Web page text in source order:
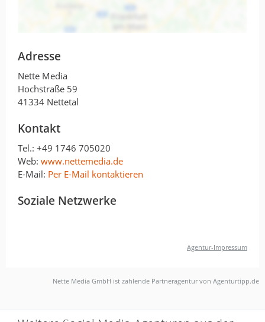
absolut empfehlen. Sie haben für mich
einen Auftrag erfüllt, der ca. 300 km
und ich bin direkt verliebt in deren
gemacht, weiter so und ich komme gerne
wieder. Das ist ein Versprechen :-)
Antwort von Nette Media GmbH
Adresse
Nette Media
Hochstraße 59
41334 Nettetal
Kontakt
Tel.: +49 1746 705020
Web: www.nettemedia.de
E-Mail: Per E-Mail kontaktieren
Soziale Netzwerke
Agentur-Impressum
Nette Media GmbH ist zahlende Partneragentur von Agenturtipp.de